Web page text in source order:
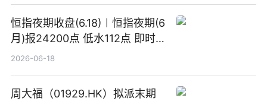
恒指夜期收盘(6.18)︱恒指夜期(6
月)报24200点 低水112点 即时
焦点
2026-06-18
周大福（01929.HK）拟派末期